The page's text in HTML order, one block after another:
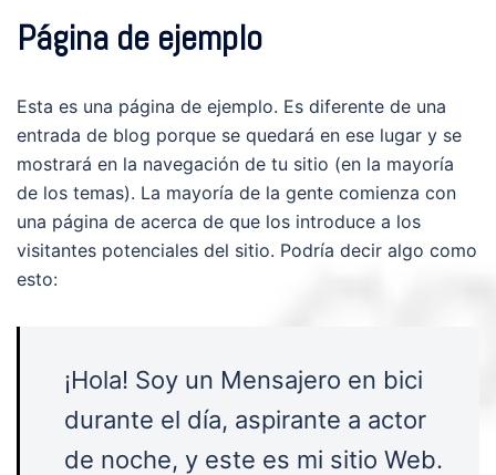
Página de ejemplo
Esta es una página de ejemplo. Es diferente de una
entrada de blog porque se quedará en ese lugar y se
mostrará en la navegación de tu sitio (en la mayoría
de los temas). La mayoría de la gente comienza con
una página de acerca de que los introduce a los
visitantes potenciales del sitio. Podría decir algo como
esto:
¡Hola! Soy un Mensajero en bici
durante el día, aspirante a actor
de noche, y este es mi sitio Web.